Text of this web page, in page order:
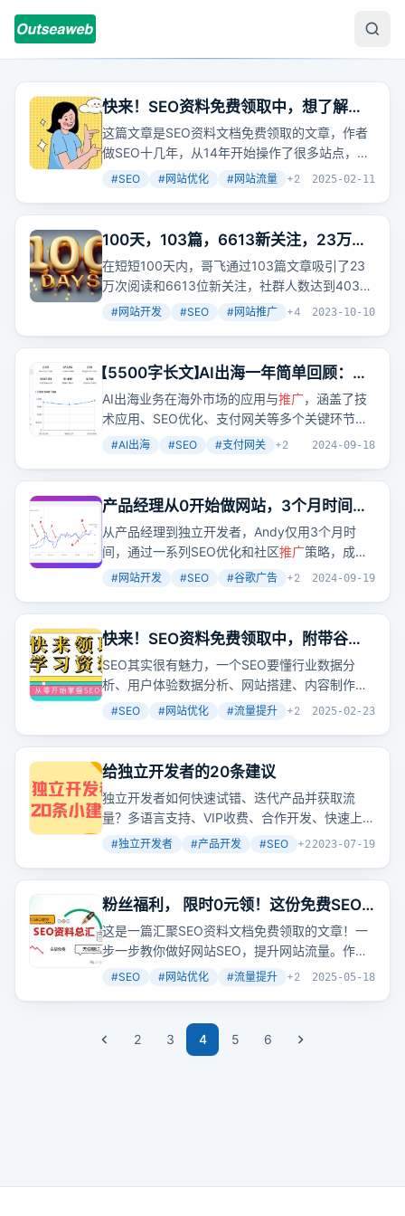
快来！SEO资料免费领取中，想了解
SEO站长们，赶紧看过来！
这篇文章是SEO资料文档免费领取的文章，作者
做SEO十几年，从14年开始操作了很多站点，现
在带领团队做全网推广 。作者认为SEO很有魅
分析、网站定位、网站搭建、内容制作技巧、内
链系统优化、外链资源累计以及操作发布技巧、
网站运营、网站建设、网站营销 推广思路策划、
产品成交率提升、数据分析、体验度提升要点、
SEO团队管理运营等。作者还提供了SEO视频资
料、教程、文档、交流群等，都是免费赠送。
#SEO #网站优化 #网站流量 +2 2025-02-11
100天，103篇，6613新关注，23万阅
读，403人付费入群，感谢大家的支持
在短短100天内，哥飞通过103篇文章吸引了23
万次阅读和6613位新关注，社群人数达到403
人。文章内容涵盖建站、SEO、
推广
、运营等，
#网站开发 #SEO #网站推广 +4 2023-10-10
【5500字长文】AI出海一年简单回顾：从
新手到养得起20人团队
AI出海业务在海外市场的应用与推广，涵盖了技
术应用、SEO优化、支付网关等多个关键环节，
展示了AI技术在全球化背景下的商业潜力与实践
#AI出海 #SEO #支付网关 +2 2024-09-18
产品经理从0开始做网站，3个月时间实
现每天从谷歌获取流量破千
从产品经理到独立开发者，Andy仅用3个月时
间，通过一系列SEO优化和社区推广策略，成功
使网站日点击量破千。这表明，只要方法得当，
#网站开发 #SEO #谷歌广告 +2 2024-09-19
快来！SEO资料免费领取中，附带谷歌
竞争对手分析文档
SEO其实很有魅力，一个SEO要懂行业数据分
析、用户体验数据分析、网站搭建、内容制作技
巧、内链系统优化、外链资源操作、网站运营、
了很多免费的SEO资料，包括视频教程、文档、
交流群等，还有谷歌竞争对手分析文档。
#SEO #网站优化 #流量提升 +2 2025-02-23
给独立开发者的20条建议
独立开发者如何快速试错、迭代产品并获取流
量？多语言支持、VIP收费、合作开发、快速上
线、技术与推广
并重、围绕关键词建站、利用免
实践，这些是哥飞和他的朋友们给出的20条实用
建议。
#独立开发者 #产品开发 #SEO +22023-07-19
粉丝福利， 限时0元领！这份免费SEO
资料包比99%的网上资料有用
这是一篇汇聚SEO资料文档免费领取的文章！一
步一步教你做好网站SEO，提升网站流量。作者
做seo十几年了，发现SEO其实很有魅力。一个
作技巧、內链系统优化建立、外链资源累计以及
操作发布技巧、网站运营、网站建设、网站营销
wordpress建站教程、织梦建站教程、百度SEO
#SEO #网站优化 #流量提升 +2 2025-05-18
2 3 4 5 6